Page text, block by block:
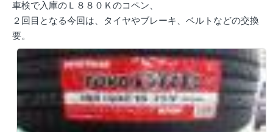
車検で入庫のＬ８８０Ｋのコペン、
２回目となる今回は、タイヤやブレーキ、ベルトなどの交換
要。